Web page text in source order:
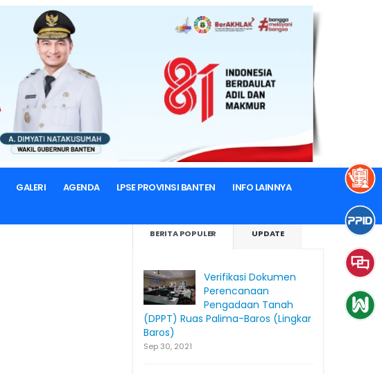
GALERI AGENDA LPSE PROVINSI BANTEN INFO LAINNYA
BERITA POPULER UPDATE
Verifikasi Dokumen
Perencanaan
Pengadaan Tanah
(DPPT) Ruas Palima-Baros (Lingkar
Baros)
Sep 30, 2021